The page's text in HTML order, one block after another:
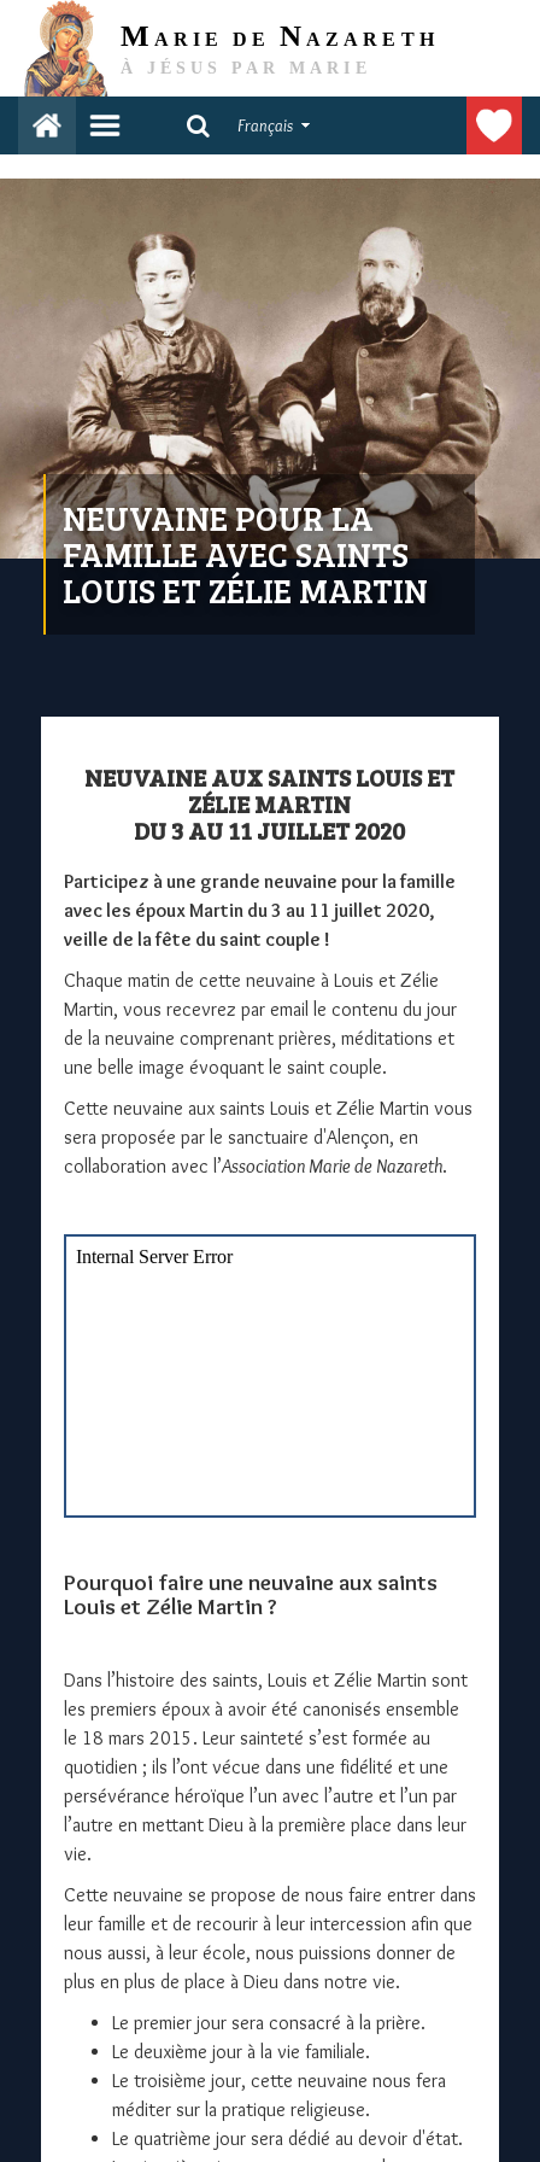
M ARIE DE N AZARETH
À JÉSUS PAR MARIE
Français
NEUVAINE POUR LA
FAMILLE AVEC SAINTS
LOUIS ET ZÉLIE MARTIN
NEUVAINE AUX SAINTS LOUIS ET
ZÉLIE MARTIN
DU 3 AU 11 JUILLET 2020
Participez à une grande neuvaine pour la famille
avec les époux Martin du 3 au 11 juillet 2020,
veille de la fête du saint couple !
Chaque matin de cette neuvaine à Louis et Zélie
Martin, vous recevrez par email le contenu du jour
de la neuvaine comprenant prières, méditations et
une belle image évoquant le saint couple.
Cette neuvaine aux saints Louis et Zélie Martin vous
sera proposée par le sanctuaire d'Alençon, en
collaboration avec l’Association Marie de Nazareth.
Pourquoi faire une neuvaine aux saints
Louis et Zélie Martin ?
Dans l’histoire des saints, Louis et Zélie Martin sont
les premiers époux à avoir été canonisés ensemble
le 18 mars 2015. Leur sainteté s’est formée au
quotidien ; ils l’ont vécue dans une fidélité et une
persévérance héroïque l’un avec l’autre et l’un par
l’autre en mettant Dieu à la première place dans leur
vie.
Cette neuvaine se propose de nous faire entrer dans
leur famille et de recourir à leur intercession afin que
nous aussi, à leur école, nous puissions donner de
plus en plus de place à Dieu dans notre vie.
Le premier jour sera consacré à la prière.
Le deuxième jour à la vie familiale.
Le troisième jour, cette neuvaine nous fera
méditer sur la pratique religieuse.
Le quatrième jour sera dédié au devoir d'état.